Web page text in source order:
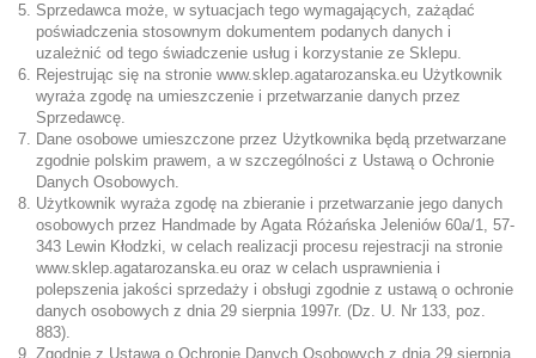
Sprzedawca może, w sytuacjach tego wymagających, zażądać
poświadczenia stosownym dokumentem podanych danych i
uzależnić od tego świadczenie usług i korzystanie ze Sklepu.
Rejestrując się na stronie www.sklep.agatarozanska.eu Użytkownik
wyraża zgodę na umieszczenie i przetwarzanie danych przez
Sprzedawcę.
Dane osobowe umieszczone przez Użytkownika będą przetwarzane
zgodnie polskim prawem, a w szczególności z Ustawą o Ochronie
Danych Osobowych.
Użytkownik wyraża zgodę na zbieranie i przetwarzanie jego danych
osobowych przez Handmade by Agata Różańska Jeleniów 60a/1, 57-
343 Lewin Kłodzki, w celach realizacji procesu rejestracji na stronie
www.sklep.agatarozanska.eu oraz w celach usprawnienia i
polepszenia jakości sprzedaży i obsługi zgodnie z ustawą o ochronie
danych osobowych z dnia 29 sierpnia 1997r. (Dz. U. Nr 133, poz.
883).
Zgodnie z Ustawą o Ochronie Danych Osobowych z dnia 29 sierpnia